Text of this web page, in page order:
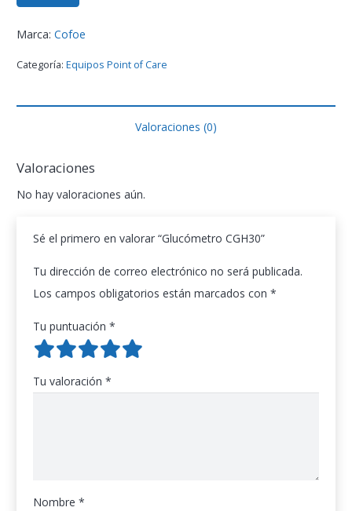
Marca: Cofoe
Categoría: Equipos Point of Care
Valoraciones (0)
Valoraciones
No hay valoraciones aún.
Sé el primero en valorar “Glucómetro CGH30”
Tu dirección de correo electrónico no será publicada.
Los campos obligatorios están marcados con *
Tu puntuación *
Tu valoración *
Nombre *